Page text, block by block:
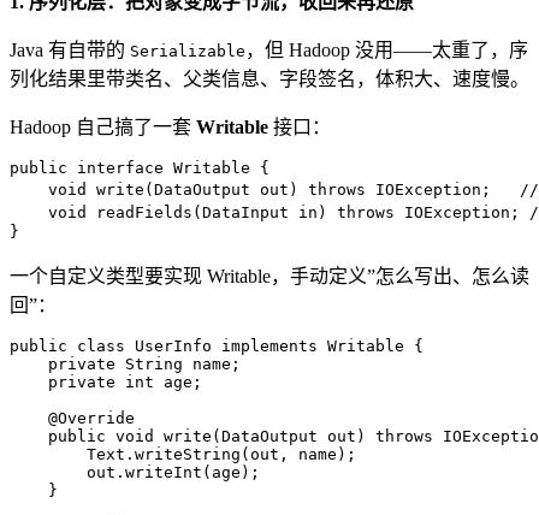
Java 有自带的 Serializable ，但 Hadoop 没用——太重了，序
列化结果里带类名、父类信息、字段签名，体积大、速度慢。
Hadoop 自己搞了一套 Writable 接口：
public interface Writable {
void
write (DataOutput out) throws IOException;
//
void
readFields (DataInput in) throws IOException;
}
一个自定义类型要实现 Writable，手动定义”怎么写出、怎么读
回”：
public class UserInfo implements Writable {
private String name;
private
int age;
@Override
public void write (DataOutput out) throws
        Text.writeString(out, name);
        out.writeInt(age);
    }